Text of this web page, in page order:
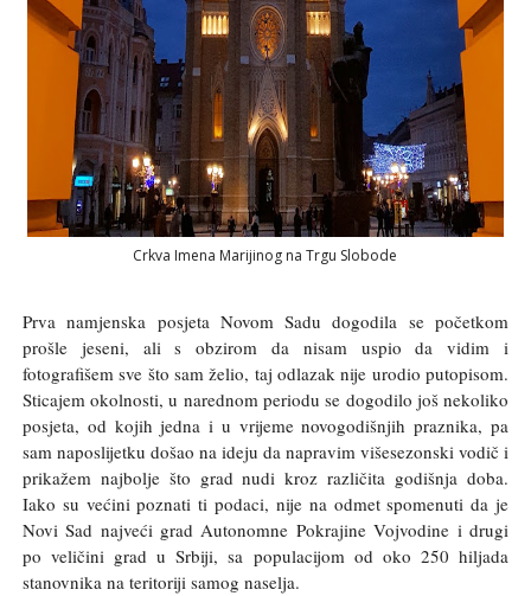
Crkva Imena Marijinog na Trgu Slobode
Prva namjenska posjeta Novom Sadu dogodila se početkom
prošle jeseni, ali s obzirom da nisam uspio da vidim i
fotografišem sve što sam želio, taj odlazak nije urodio putopisom.
Sticajem okolnosti, u narednom periodu se dogodilo još nekoliko
posjeta, od kojih jedna i u vrijeme novogodišnjih praznika, pa
sam naposlijetku došao na ideju da napravim višesezonski vodič i
prikažem najbolje što grad nudi kroz različita godišnja doba.
Iako su većini poznati ti podaci, nije na odmet spomenuti da je
Novi Sad najveći grad Autonomne Pokrajine Vojvodine i drugi
po veličini grad u Srbiji, sa populacijom od oko 250 hiljada
stanovnika na teritoriji samog naselja.